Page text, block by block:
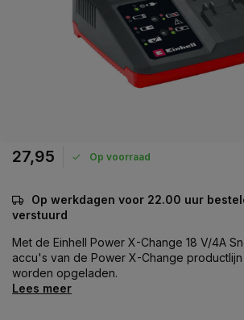
27,95 Op voorraad
Op werkdagen voor 22.00 uur
verstuurd
Met de Einhell Power X-Change 18 V/4A
accu's van de Power X-Change
worden opgeladen.
Lees meer